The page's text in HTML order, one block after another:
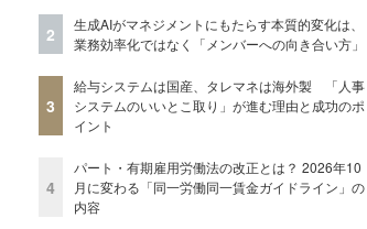
2
生成AIがマネジメントにもたらす本質的変化は、
業務効率化ではなく「メンバーへの向き合い方」
3
給与システムは国産、タレマネは海外製 「人事
システムのいいとこ取り」が進む理由と成功のポ
イント
4
パート・有期雇用労働法の改正とは？ 2026年10
月に変わる「同一労働同一賃金ガイドライン」の
内容